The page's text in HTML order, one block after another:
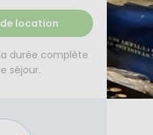
location
durée complète
séjour.